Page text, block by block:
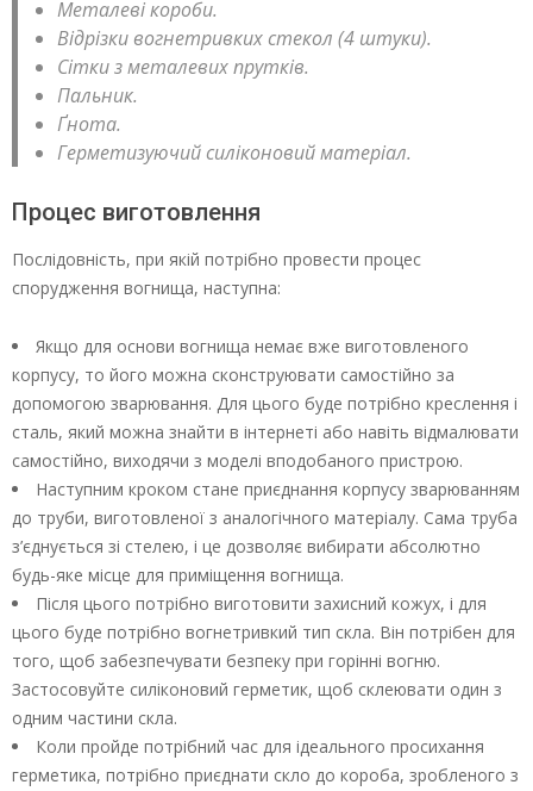
Металеві короби.
Відрізки вогнетривких стекол (4 штуки).
Сітки з металевих прутків.
Пальник.
Ґнота.
Герметизуючий силіконовий матеріал.
Процес виготовлення
Послідовність, при якій потрібно провести процес
спорудження вогнища, наступна:
Якщо для основи вогнища немає вже виготовленого
корпусу, то його можна сконструювати самостійно за
допомогою зварювання. Для цього буде потрібно креслення і
сталь, який можна знайти в інтернеті або навіть відмалювати
самостійно, виходячи з моделі вподобаного пристрою.
Наступним кроком стане приєднання корпусу зварюванням
до труби, виготовленої з аналогічного матеріалу. Сама труба
з’єднується зі стелею, і це дозволяє вибирати абсолютно
будь-яке місце для приміщення вогнища.
Після цього потрібно виготовити захисний кожух, і для
цього буде потрібно вогнетривкий тип скла. Він потрібен для
того, щоб забезпечувати безпеку при горінні вогню.
Застосовуйте силіконовий герметик, щоб склеювати один з
одним частини скла.
Коли пройде потрібний час для ідеального просихання
герметика, потрібно приєднати скло до короба, зробленого з